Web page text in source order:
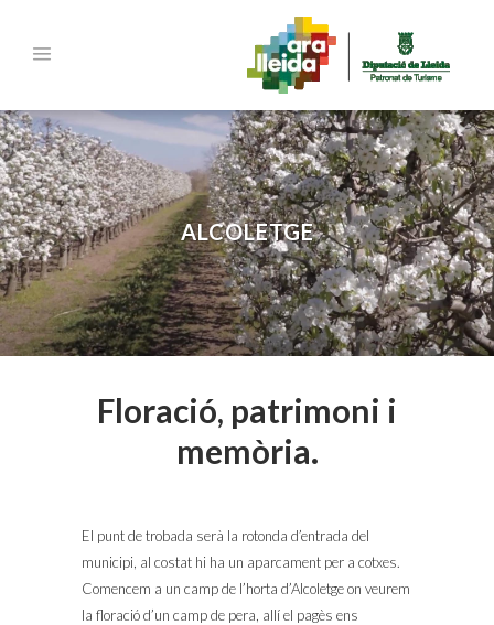
ALCOLETGE
Floració, patrimoni i
memòria.
El punt de trobada serà la rotonda d’entrada del
municipi, al costat hi ha un aparcament per a cotxes.
Comencem a un camp de l’horta d’Alcoletge on veurem
la floració d’un camp de pera, allí el pagès ens